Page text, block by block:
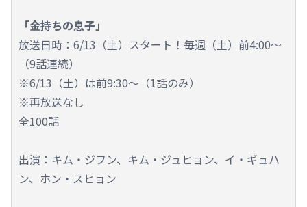
「金持ちの息子」
放送日時：6/13（土）スタート！毎週（土）前4:00～
（9話連続）
※6/13（土）は前9:30～（1話のみ）
※再放送なし
全100話
出演：キム・ジフン、キム・ジュヒョン、イ・ギュハ
ン、ホン・スヒョン